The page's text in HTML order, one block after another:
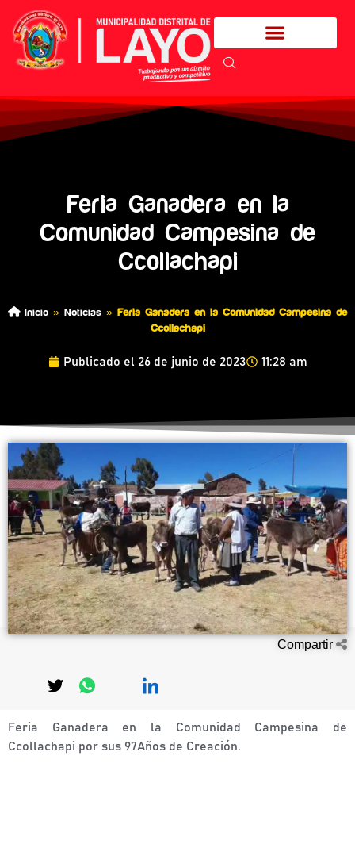
Feria Ganadera en la
Comunidad Campesina de
Ccollachapi
Inicio » Noticias » Feria Ganadera en la Comunidad Campesina de
Ccollachapi
Publicado el 26 de junio de 2023 11:28 am
Compartir
Feria Ganadera en la Comunidad Campesina de
Ccollachapi por sus 97Años de Creación.